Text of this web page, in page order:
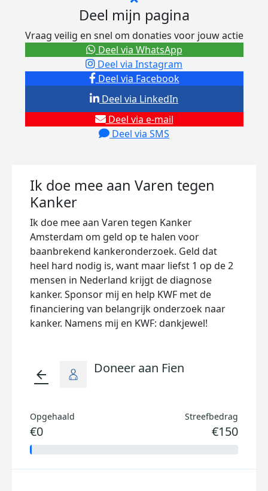
Deel mijn pagina
Vraag veilig en snel om donaties voor jouw actie
Deel via Facebook
Deel via Instagram
Deel via e-mail
Deel via SMS
Deel via LinkedIn
Deel via WhatsApp
Ik doe mee aan Varen tegen
Kanker
Ik doe mee aan Varen tegen Kanker
Amsterdam om geld op te halen voor
baanbrekend kankeronderzoek. Geld dat
heel hard nodig is, want maar liefst 1 op de 2
mensen in Nederland krijgt de diagnose
kanker. Sponsor mij en help KWF met de
financiering van belangrijk onderzoek naar
kanker. Namens mij en KWF: dankjewel!
arrow_back Doneer aan Fien
Opgehaald
€0
Streefbedrag
€150